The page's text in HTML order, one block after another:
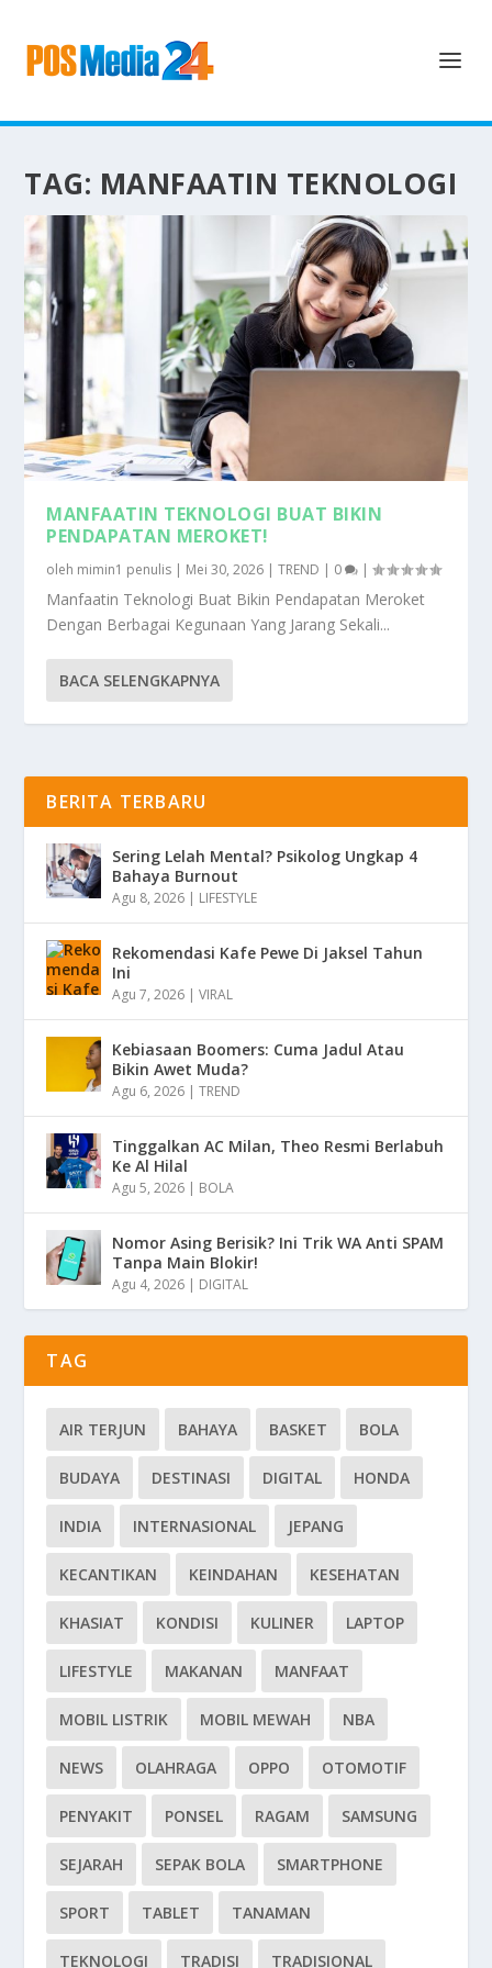
TAG: MANFAATIN TEKNOLOGI
MANFAATIN TEKNOLOGI BUAT BIKIN
PENDAPATAN MEROKET!
oleh mimin1 penulis | Mei 30, 2026 |TREND | 0 |
Manfaatin Teknologi Buat Bikin Pendapatan Meroket
Dengan Berbagai Kegunaan Yang Jarang Sekali...
BACA SELENGKAPNYA
BERITA TERBARU
Sering Lelah Mental? Psikolog Ungkap 4
Bahaya Burnout
Agu 8, 2026 | LIFESTYLE
Rekomendasi Kafe Pewe Di Jaksel Tahun
Ini
Agu 7, 2026 |VIRAL
Kebiasaan Boomers: Cuma Jadul Atau
Bikin Awet Muda?
Agu 6, 2026 |TREND
Tinggalkan AC Milan, Theo Resmi Berlabuh
Ke Al Hilal
Agu 5, 2026 | BOLA
Nomor Asing Berisik? Ini Trik WA Anti SPAM
Tanpa Main Blokir!
Agu 4, 2026 | DIGITAL
TAG
AIR TERJUN BAHAYA BASKET BOLA
BUDAYA DESTINASI DIGITAL HONDA
INDIA INTERNASIONAL JEPANG
KECANTIKAN KEINDAHAN KESEHATAN
KHASIAT KONDISI KULINER LAPTOP
LIFESTYLE MAKANAN MANFAAT
MOBIL LISTRIK MOBIL MEWAH NBA
NEWS OLAHRAGA OPPO OTOMOTIF
PENYAKIT PONSEL RAGAM SAMSUNG
SEJARAH SEPAK BOLA SMARTPHONE
SPORT TABLET TANAMAN
TEKNOLOGI TRADISI TRADISIONAL